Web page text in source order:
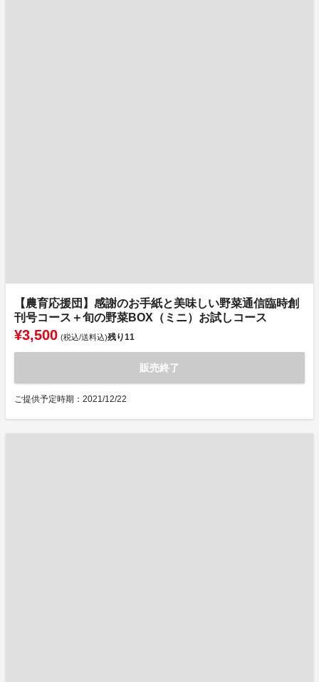
【農育応援団】感謝のお手紙と美味しい野菜通信臨時創
刊号コース＋旬の野菜BOX（ミニ）お試しコース
¥3,500 (税込/送料込)残り11
販売終了
ご提供予定時期：2021/12/22